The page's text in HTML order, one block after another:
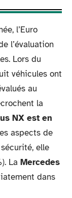
l’Euro
l’évaluation
Lors du
véhicules ont
au
la
NX est en
aspects de
elle
La Mercedes
dans